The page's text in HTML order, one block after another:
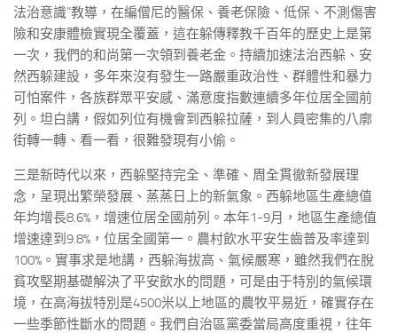
法治意識”教導，在編僧尼的醫保、養老保險、低保、不測傷害
險和安康體檢實現全覆蓋，這在躲傳釋教千百年的歷史上是第
一次，我們的和尚第一次領到養老金。持續加速法治西躲、安
然西躲建設，多年來沒有發生一路嚴重政治性、群體性和暴力
可怕案件，各族群眾平安感、滿意度指數連續多年位居全國前
列。坦白講，假如列位有機會到西躲拉薩，到人員密集的八廓
街轉一轉、看一看，很難發現有小偷。
三是新時代以來，西躲堅持完全、準確、周全貫徹新發展理
念，呈現出繁榮發展、蒸蒸日上的新氣象。西躲地區生產總值
年均增長8.6%，增速位居全國前列。本年1-9月，地區生產總值
增速達到9.8%，位居全國第一。農村飲水平安生齒普及率達到
100%。實事求是地講，西躲海拔高、氣候嚴寒，雖然我們在脫
貧攻堅期基礎解決了平安飲水的問題，可是由于特別的氣候環
境，在高海拔特別是4500米以上地區的農牧平易近，確實存在
一些季節性斷水的問題。我們自治區黨委當局高度重視，往年